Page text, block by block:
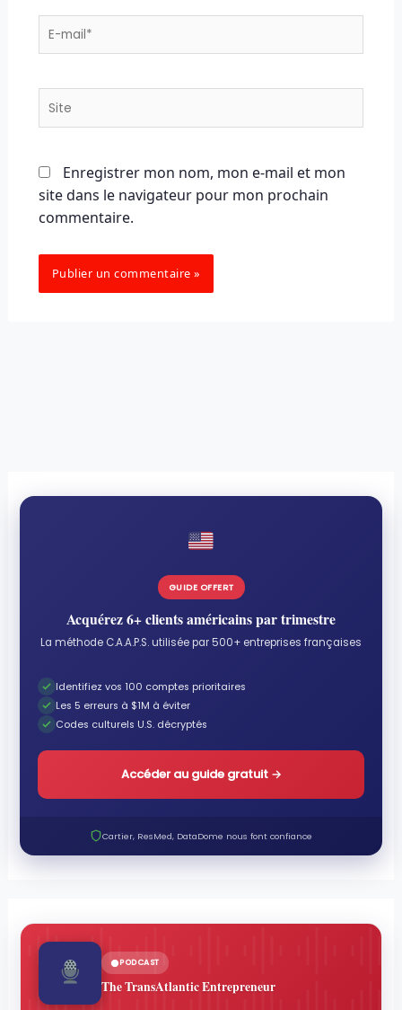
E-
Site
Enregistrer mon nom, mon e-mail et mon
site dans le navigateur pour mon prochain
commentaire.
GUIDE OFFERT
Acquérez 6+ clients américains par trimestre
La méthode C.A.A.P.S. utilisée par 500+ entreprises françaises
Identifiez vos 100 comptes prioritaires
Les 5 erreurs à $1M à éviter
Codes culturels U.S. décryptés
Accéder au guide gratuit →
Cartier, ResMed, DataDome nous font confiance
PODCAST
The TransAtlantic Entrepreneur